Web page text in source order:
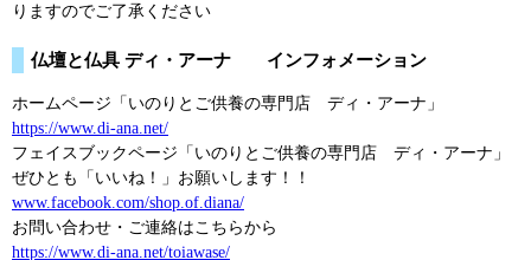
りますのでご了承ください
仏壇と仏具 ディ・アーナ インフォメーション
ホームページ「いのりとご供養の専門店 ディ・アーナ」
https://www.di-ana.net/
フェイスブックページ「いのりとご供養の専門店 ディ・アーナ」
ぜひとも「いいね！」お願いします！！
www.facebook.com/shop.of.diana/
お問い合わせ・ご連絡はこちらから
https://www.di-ana.net/toiawase/